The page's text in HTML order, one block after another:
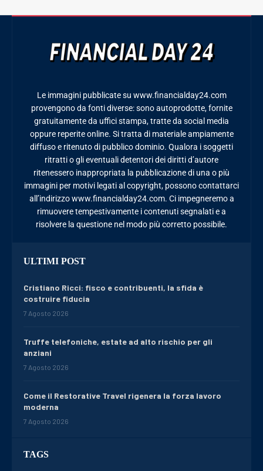
TAGS
Le immagini pubblicate su www.financialday24.com
provengono da fonti diverse: sono autoprodotte, fornite
gratuitamente da uffici stampa, tratte da social media
oppure reperite online. Si tratta di materiale ampiamente
diffuso e ritenuto di pubblico dominio. Qualora i soggetti
ritratti o gli eventuali detentori dei diritti d’autore
ritenessero inappropriata la pubblicazione di una o più
immagini per motivi legati al copyright, possono contattarci
all’indirizzo www.financialday24.com. Ci impegneremo a
rimuovere tempestivamente i contenuti segnalati e a
risolvere la questione nel modo più corretto possibile.
ULTIMI POST
Cristiano Ricci: fisco e contribuenti, la sfida è
costruire fiducia
7 Agosto 2026
Truffe telefoniche, estate ad alto rischio per gli
anziani
7 Agosto 2026
Come il Restorative Travel rigenera la forza lavoro
moderna
7 Agosto 2026